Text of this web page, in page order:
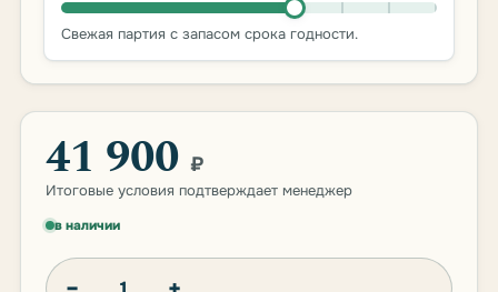
Свежая партия с запасом срока годности.
41 900 ₽
Итоговые условия подтверждает менеджер
в наличии